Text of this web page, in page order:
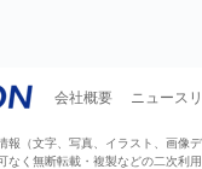
会社概要 ニュース
報（文字、写真、イラスト、画像
なく無断転載・複製などの二次利